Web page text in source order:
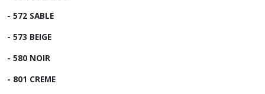
- 572 SABLE
- 573 BEIGE
- 580 NOIR
- 801 CREME